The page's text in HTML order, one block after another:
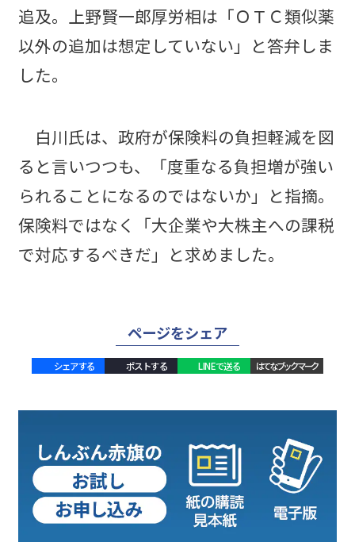
追及。上野賢一郎厚労相は「ＯＴＣ類似薬
以外の追加は想定していない」と答弁しま
した。
白川氏は、政府が保険料の負担軽減を図
ると言いつつも、「度重なる負担増が強い
られることになるのではないか」と指摘。
保険料ではなく「大企業や大株主への課税
で対応するべきだ」と求めました。
ページをシェア
シェアする ポストする LINEで送る はてなブックマーク